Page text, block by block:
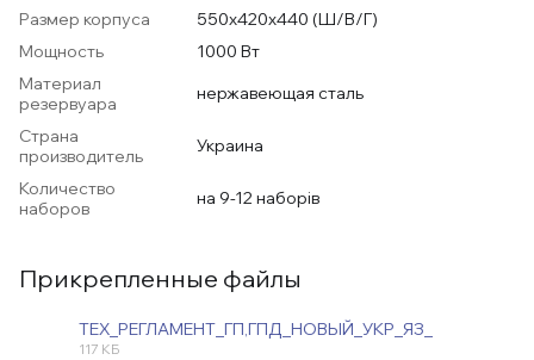
Размер корпуса
550х420х440 (Ш/В/Г)
Мощность
1000 Вт
Материал
резервуара
нержавеющая сталь
Страна
производитель
Украина
Количество
наборов
на 9-12 наборів
Прикрепленные файлы
ТЕХ_РЕГЛАМЕНТ_ГП,ГПД_НОВЫЙ_УКР_ЯЗ_
117 КБ